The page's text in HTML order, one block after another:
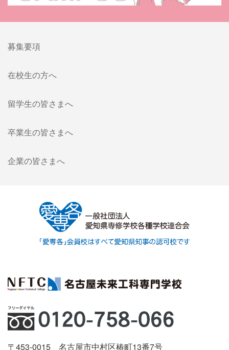
募集要項
在校生の方へ
留学生の皆さまへ
卒業生の皆さまへ
企業の皆さまへ
〒453-0015 名古屋市中村区椿町13番7号